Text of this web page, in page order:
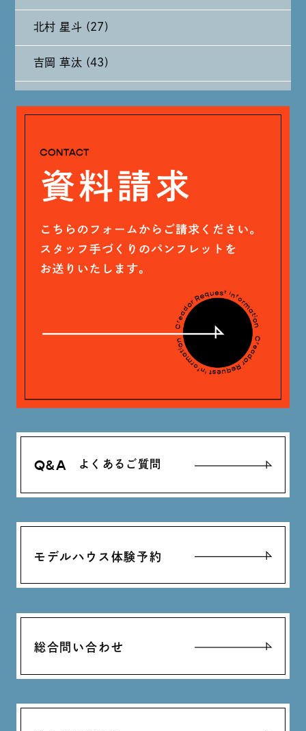
2024年7月 (11)
2024年6月 (12)
北村 星斗 (27)
吉岡 草汰 (43)
戸田 好紀 (81)
木村 珠梨音 (101)
神定 龍杜 (13)
Q&A よくあるご質問
モデルハウス体験予約
総合問い合わせ